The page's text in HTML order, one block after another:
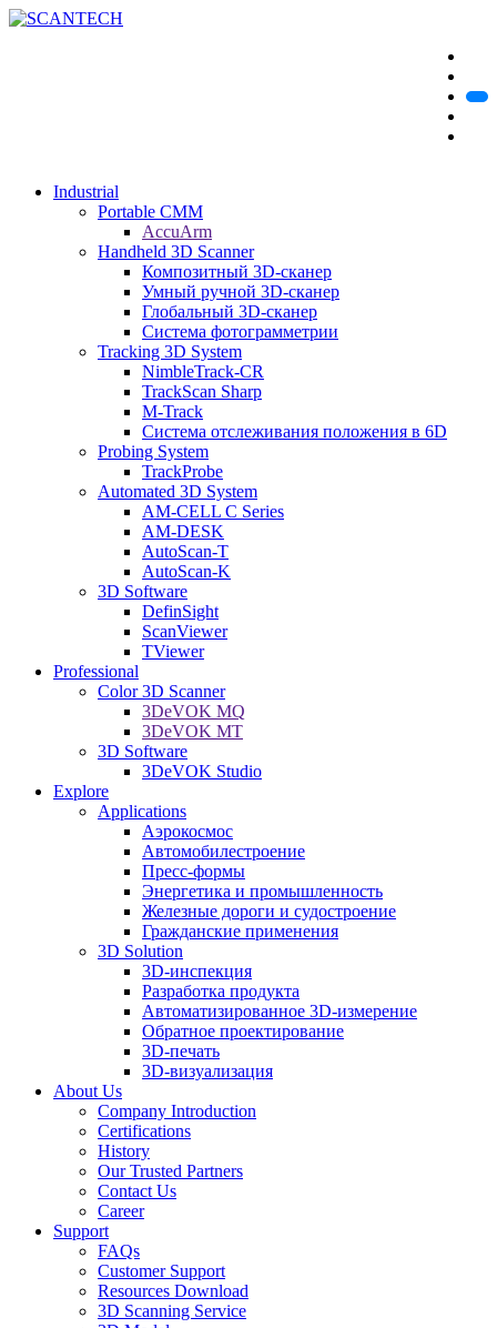
Industrial
Portable CMM
AccuArm
Handheld 3D Scanner
Композитный 3D-сканер
Умный ручной 3D-сканер
Глобальный 3D-сканер
Система фотограмметрии
Tracking 3D System
NimbleTrack-CR
TrackScan Sharp
M-Track
Система отслеживания положения в 6D
Probing System
TrackProbe
Automated 3D System
AM-CELL C Series
AM-DESK
AutoScan-T
AutoScan-K
3D Software
DefinSight
ScanViewer
TViewer
Professional
Color 3D Scanner
3DeVOK MQ
3DeVOK MT
3D Software
3DeVOK Studio
Explore
Applications
Аэрокосмос
Автомобилестроение
Пресс-формы
Энергетика и промышленность
Железные дороги и судостроение
Гражданские применения
3D Solution
3D-инспекция
Разработка продукта
Автоматизированное 3D-измерение
Обратное проектирование
3D-печать
3D-визуализация
About Us
Company Introduction
Certifications
History
Our Trusted Partners
Contact Us
Career
Support
FAQs
Customer Support
Resources Download
3D Scanning Service